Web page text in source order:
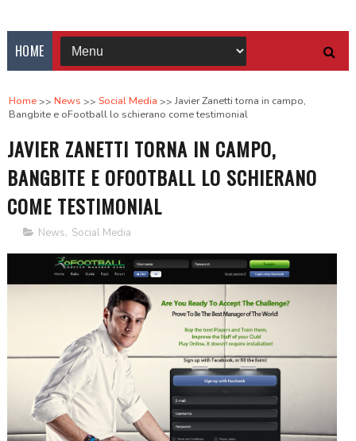
HOME
Home News Social Media
Javier Zanetti torna in campo,
Bangbite e oFootball lo schierano come testimonial
JAVIER ZANETTI TORNA IN CAMPO,
BANGBITE E OFOOTBALL LO SCHIERANO
COME TESTIMONIAL
News, Social Media